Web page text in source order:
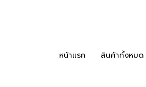
หน้าแรก สินค้าทั้งหมด